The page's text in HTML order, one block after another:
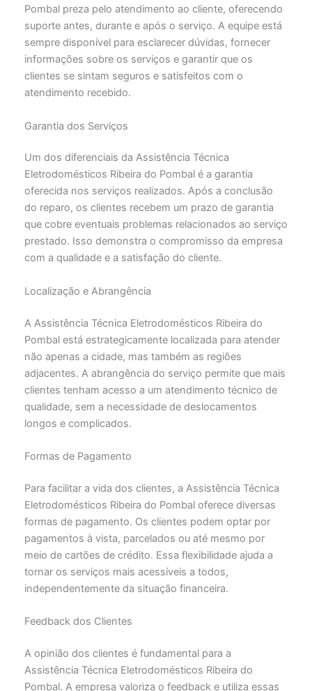
Pombal preza pelo atendimento ao cliente, oferecendo
suporte antes, durante e após o serviço. A equipe está
sempre disponível para esclarecer dúvidas, fornecer
informações sobre os serviços e garantir que os
clientes se sintam seguros e satisfeitos com o
atendimento recebido.
Garantia dos Serviços
Um dos diferenciais da Assistência Técnica
Eletrodomésticos Ribeira do Pombal é a garantia
oferecida nos serviços realizados. Após a conclusão
do reparo, os clientes recebem um prazo de garantia
que cobre eventuais problemas relacionados ao serviço
prestado. Isso demonstra o compromisso da empresa
com a qualidade e a satisfação do cliente.
Localização e Abrangência
A Assistência Técnica Eletrodomésticos Ribeira do
Pombal está estrategicamente localizada para atender
não apenas a cidade, mas também as regiões
adjacentes. A abrangência do serviço permite que mais
clientes tenham acesso a um atendimento técnico de
qualidade, sem a necessidade de deslocamentos
longos e complicados.
Formas de Pagamento
Para facilitar a vida dos clientes, a Assistência Técnica
Eletrodomésticos Ribeira do Pombal oferece diversas
formas de pagamento. Os clientes podem optar por
pagamentos à vista, parcelados ou até mesmo por
meio de cartões de crédito. Essa flexibilidade ajuda a
tornar os serviços mais acessíveis a todos,
independentemente da situação financeira.
Feedback dos Clientes
A opinião dos clientes é fundamental para a
Assistência Técnica Eletrodomésticos Ribeira do
Pombal. A empresa valoriza o feedback e utiliza essas